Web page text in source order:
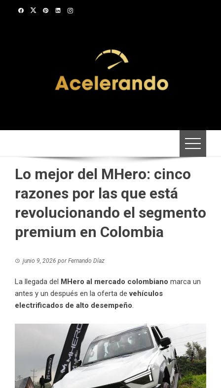
Lo mejor del MHero: cinco
razones por las que está
revolucionando el segmento
premium en Colombia
junio 9, 2026 porFernando Díaz
La llegada del MHero al mercado colombiano marca un
antes y un después en la oferta devehículos
electrificados de alto desempeño.